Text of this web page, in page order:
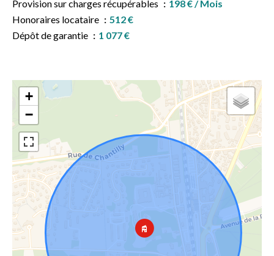
Provision sur charges récupérables
198 € / Mois
Honoraires locataire
512 €
Dépôt de garantie
1 077 €
+
−